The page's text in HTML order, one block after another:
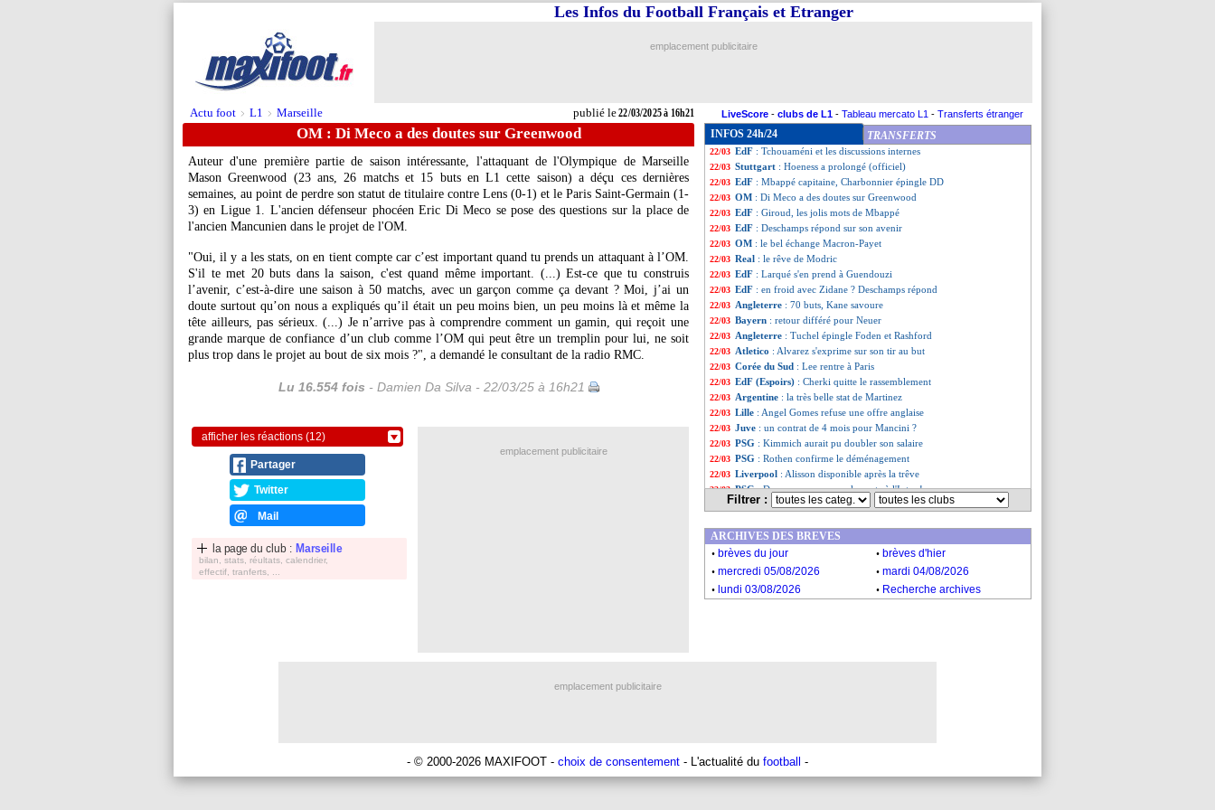
Actu foot > L1 > Marseille publié le22/03/2025 à 16h21
Les Infos du Football Français et Etranger
emplacement publicitaire
LiveScore - clubs de L1 - Tableau mercato L1 - Transferts étranger
OM : Di Meco a des doutes sur Greenwood
Auteur d'une première partie de saison intéressante, l'attaquant de l'Olympique de Marseille
MasonGreenwood (23 ans, 26 matchs et 15 buts en L1 cette saison) a déçu ces dernières
semaines, au point de perdre son statut de titulaire contre Lens (0-1) et le Paris Saint-Germain (1-
3) en Ligue 1. L'ancien défenseur phocéen Eric Di Meco se pose des questions sur la place de
l'ancien Mancunien dans le projet de l'OM.
"Oui, il y a les stats, on en tient compte car c’est important quand tu prends un attaquant à l’OM.
S'il te met 20 buts dans la saison, c'est quand même important. (...) Est-ce que tu construis
l’avenir, c’est-à-dire une saison à 50 matchs, avec un garçon comme ça devant ? Moi, j’ai un
doute surtout qu’on nous a expliqués qu’il était un peu moins bien, un peu moins là et même la
tête ailleurs, pas sérieux. (...) Je n’arrive pas à comprendre comment un gamin, qui reçoit une
grande marque de confiance d’un club comme l’OM qui peut être un tremplin pour lui, ne soit
plus trop dans le projet au bout de six mois ?", a demandé le consultant de la radio RMC.
Lu 16.554 fois - Damien Da Silva - 22/03/25 à 16h21
afficher les réactions (12)
Partager
Twitter
Mail
la page du club : Marseille
bilan, stats, réultats, calendrier,
effectif, tranferts, ...
INFOS 24h/24 TRANSFERTS
22/03 EdF: Olise propulsé dans le onze de départ ?
22/03 EdF: Deschamps patient avec Olise
22/03 EdF: Rabiot très incertain pour dimanche
22/03 EdF: Tchouaméni commente le retour de Mbappé
22/03 EdF : Tchouaméni et les discussions internes
22/03 Stuttgart : Hoeness a prolongé (officiel)
22/03 EdF : Mbappé capitaine, Charbonnier épingle DD
22/03 OM : Di Meco a des doutes sur Greenwood
22/03 EdF : Giroud, les jolis mots de Mbappé
22/03 EdF : Deschamps répond sur son avenir
22/03 OM : le bel échange Macron-Payet
22/03 Real : le rêve de Modric
22/03 EdF : Larqué s'en prend à Guendouzi
22/03 EdF : en froid avec Zidane ? Deschamps répond
22/03 Angleterre : 70 buts, Kane savoure
22/03 Bayern : retour différé pour Neuer
22/03 Angleterre : Tuchel épingle Foden et Rashford
22/03 Atletico : Alvarez s'exprime sur son tir au but
22/03 Corée du Sud : Lee rentre à Paris
22/03 EdF (Espoirs) : Cherki quitte le rassemblement
22/03 Argentine : la très belle stat de Martinez
22/03 Lille : Angel Gomes refuse une offre anglaise
22/03 Juve : un contrat de 4 mois pour Mancini ?
22/03 PSG : Kimmich aurait pu doubler son salaire
22/03 PSG : Rothen confirme le déménagement
22/03 Liverpool : Alisson disponible après la trêve
22/03 PSG: Donnarumma ouvre la porte à l'Inter !
22/03 Angleterre: Tuchel déjà fan de Lewis-Skelly
22/03 EdF (Espoirs): le petit reproche de Baticle
22/03 EdF: Koundé sorti du onze ?
CdM 2026: le Maroc et l'Egypte s'imposent
... Liste des brèves du ven. 21 mars 2025
Filtrer :
emplacement publicitaire
ARCHIVES DES BREVES
. brèves du jour . brèves d'hier
. mercredi 05/08/2026 . mardi 04/08/2026
. lundi 03/08/2026 . Recherche archives
emplacement publicitaire
- © 2000-2026 MAXIFOOT - choix de consentement - L'actualité du football -